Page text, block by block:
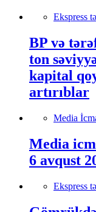
Ekspress
BP və
ton
kapital
artırıblar
Media
Media
6 avqust
Ekspress